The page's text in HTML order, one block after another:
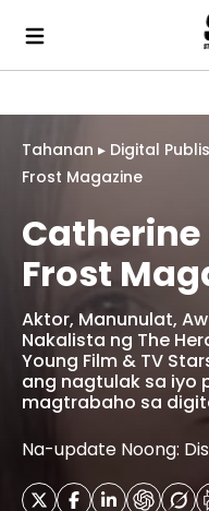
Tahanan ▸ Digital
Frost Magazine
Frost
Aktor, Manunulat,
Nakalista ng The
Young Film & TV
ang nagtulak sa iyo
magtrabaho sa
Na-update Noong: